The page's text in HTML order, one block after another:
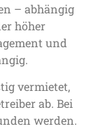
– abhängig
höher
und
vermietet,
ab. Bei
werden.